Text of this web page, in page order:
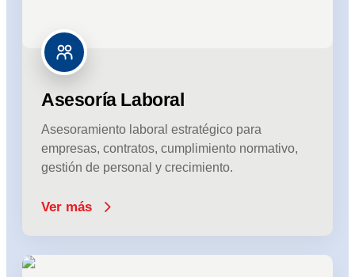
Asesoría Laboral
Asesoramiento laboral estratégico para
empresas, contratos, cumplimiento normativo,
gestión de personal y crecimiento.
Ver más